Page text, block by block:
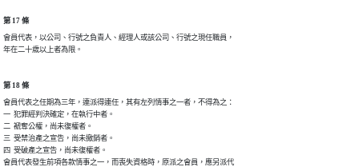
第 17 條
會員代表，以公司、行號之負責人、經理人或該公司、行號之現任職員，
年在二十歲以上者為限。
第 18 條
會員代表之任期為三年，連派得連任，其有左列情事之一者，不得為之：
一  犯罪經判決確定，在執行中者。
二  褫奪公權，尚未復權者。
三  受禁治產之宣告，尚未撤銷者。
四  受破產之宣告，尚未復權者。
會員代表發生前項各款情事之一，而喪失資格時，原派之會員，應另派代